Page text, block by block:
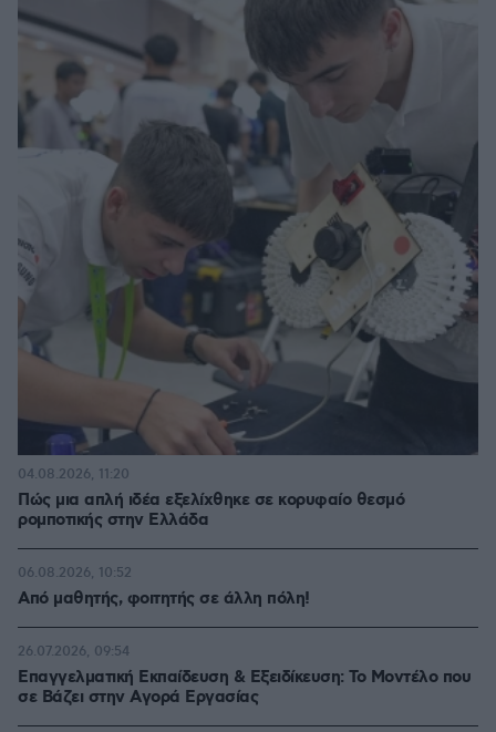
Πώς μια απλή ιδέα εξελίχθηκε σε κορυφαίο θεσμό
ρομποτικής στην Ελλάδα
04.08.2026, 11:20
Από μαθητής, φοιτητής σε άλλη πόλη!
06.08.2026, 10:52
Επαγγελματική Εκπαίδευση & Εξειδίκευση: Το Mοντέλο που
σε Bάζει στην Aγορά Eργασίας
26.07.2026, 09:54